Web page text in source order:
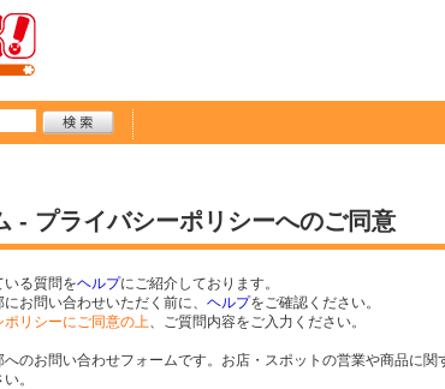
- プライバシーポリシーへのご同意
る質問をヘルプにご紹介しております。
お問い合わせいただく前に、 ヘルプをご確認ください。
ポリシーにご同意の上、ご質問内容をご入力ください。
のお問い合わせフォームです。お店・スポットの営業や商品に関
。